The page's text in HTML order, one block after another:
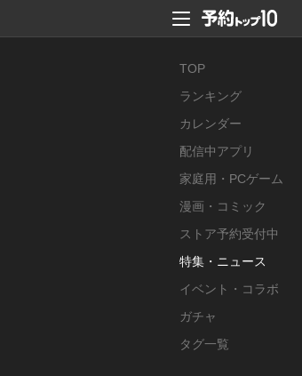
TOP
ランキング
カレンダー
配信中アプリ
家庭用・PCゲーム
漫画・コミック
ストア予約受付中
特集・ニュース
イベント・コラボ
ガチャ
タグ一覧